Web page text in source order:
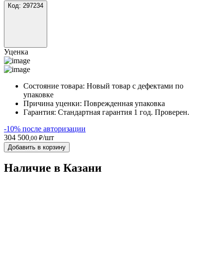
Код: 297234
Уценка
Состояние товара: Новый товар с дефектами по
упаковке
Причина уценки: Поврежденная упаковка
Гарантия: Стандартная гарантия 1 год. Проверен.
-10% после авторизации
304 500 ,00 ₽/шт
Добавить в корзину
Наличие в Казани